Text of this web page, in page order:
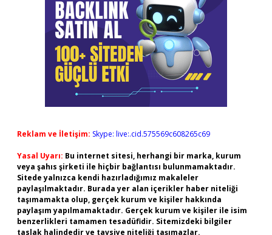
Reklam ve İletişim: Skype: live:.cid.575569c608265c69
Yasal Uyarı: Bu internet sitesi, herhangi bir marka, kurum
veya şahıs şirketi ile hiçbir bağlantısı bulunmamaktadır.
Sitede yalnızca kendi hazırladığımız makaleler
paylaşılmaktadır. Burada yer alan içerikler haber niteliği
taşımamakta olup, gerçek kurum ve kişiler hakkında
paylaşım yapılmamaktadır. Gerçek kurum ve kişiler ile isim
benzerlikleri tamamen tesadüfidir. Sitemizdeki bilgiler
taslak halindedir ve tavsiye niteliği taşımazlar.